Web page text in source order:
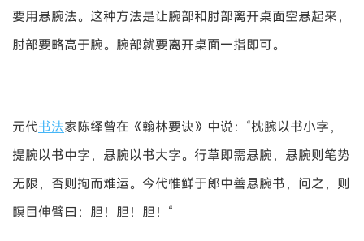
要用悬腕法。这种方法是让腕部和肘部离开桌面空悬起来，
肘部要略高于腕。腕部就要离开桌面一指即可。
元代书法家陈绎曾在《翰林要诀》中说：“枕腕以书小字，
提腕以书中字，悬腕以书大字。行草即需悬腕，悬腕则笔势
无限，否则拘而难运。今代惟鲜于郎中善悬腕书，问之，则
瞑目伸臂曰：胆！胆！胆！“